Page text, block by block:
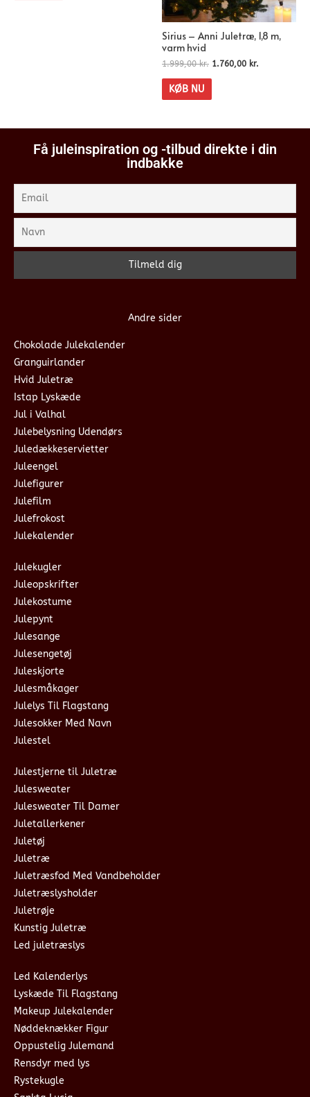
Sirius – Anni Juletræ, 1,8 m,
varm hvid
1.999,00kr. 1.760,00 kr.
KØB NU
Få juleinspiration og -tilbud direkte i din
indbakke
Andre sider
Chokolade Julekalender
Granguirlander
Hvid Juletræ
Istap Lyskæde
Jul i Valhal
Julebelysning Udendørs
Juledækkeservietter
Juleengel
Julefigurer
Julefilm
Julefrokost
Julekalender
Julekugler
Juleopskrifter
Julekostume
Julepynt
Julesange
Julesengetøj
Juleskjorte
Julesmåkager
Julelys Til Flagstang
Julesokker Med Navn
Julestel
Julestjerne til Juletræ
Julesweater
Julesweater Til Damer
Juletallerkener
Juletøj
Juletræ
Juletræsfod Med Vandbeholder
Juletræslysholder
Juletrøje
Kunstig Juletræ
Led juletræslys
Led Kalenderlys
Lyskæde Til Flagstang
Makeup Julekalender
Nøddeknækker Figur
Oppustelig Julemand
Rensdyr med lys
Rystekugle